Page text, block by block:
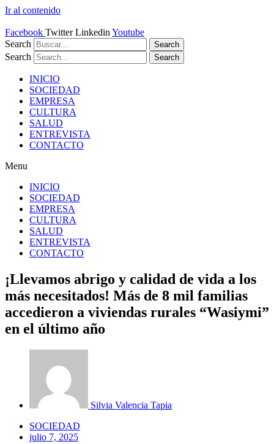
Ir al contenido
Facebook Twitter Linkedin Youtube
Search
Search
Search Search
INICIO
SOCIEDAD
EMPRESA
CULTURA
SALUD
ENTREVISTA
CONTACTO
Menu
INICIO
SOCIEDAD
EMPRESA
CULTURA
SALUD
ENTREVISTA
CONTACTO
¡Llevamos abrigo y calidad de vida a los
más necesitados! Más de 8 mil familias
accedieron a viviendas rurales “Wasiymi”
en el último año
Silvia Valencia Tapia
SOCIEDAD
julio 7, 2025